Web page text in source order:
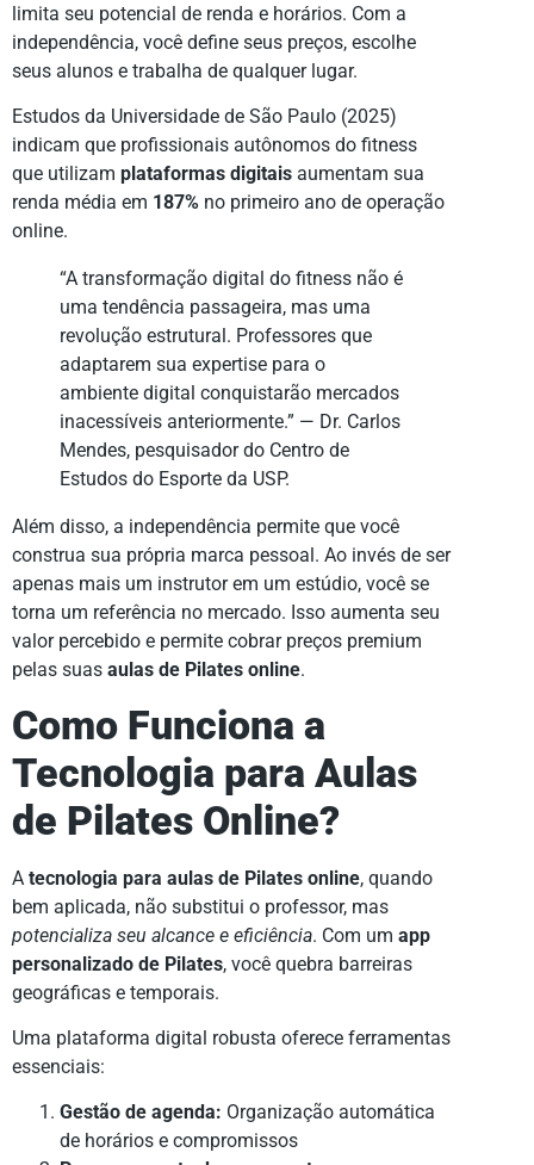
limita seu potencial de renda e horários. Com a
independência, você define seus preços, escolhe
seus alunos e trabalha de qualquer lugar.
Estudos da Universidade de São Paulo (2025)
indicam que profissionais autônomos do fitness
que utilizam plataformas digitais aumentam sua
renda média em 187% no primeiro ano de operação
online.
“A transformação digital do fitness não é
uma tendência passageira, mas uma
revolução estrutural. Professores que
adaptarem sua expertise para o
ambiente digital conquistarão mercados
inacessíveis anteriormente.” — Dr. Carlos
Mendes, pesquisador do Centro de
Estudos do Esporte da USP.
Além disso, a independência permite que você
construa sua própria marca pessoal. Ao invés de ser
apenas mais um instrutor em um estúdio, você se
torna um referência no mercado. Isso aumenta seu
valor percebido e permite cobrar preços premium
pelas suas aulas de Pilates online.
Como Funciona a
Tecnologia para Aulas
de Pilates Online?
A tecnologia para aulas de Pilates online, quando
bem aplicada, não substitui o professor, mas
potencializa seu alcance e eficiência. Com um app
personalizado de Pilates, você quebra barreiras
geográficas e temporais.
Uma plataforma digital robusta oferece ferramentas
essenciais:
Gestão de agenda: Organização automática
de horários e compromissos